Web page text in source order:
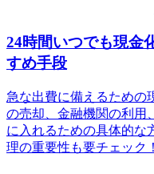
24時間いつでも現金
すめ手段
急な出費に備えるための
の売却、金融機関の利用
に入れるための具体的な
理の重要性も要チェック！